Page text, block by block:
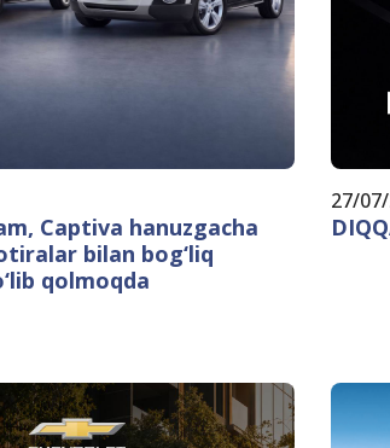
Captiva hanuzgacha
bilan bog‘liq
qolmoqda
27/